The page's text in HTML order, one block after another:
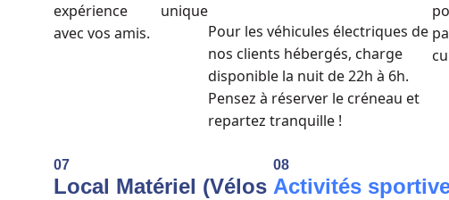
expérience unique
avec vos amis.
Pour les véhicules électriques de
nos clients hébergés, charge
disponible la nuit de 22h à 6h.
Pensez à réserver le créneau et
repartez tranquille !
07
Local Matériel (Vélos
08
Activités